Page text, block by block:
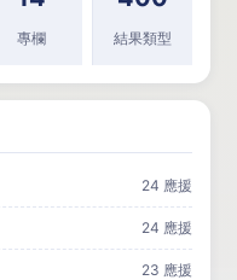
專欄 結果類型
24 應援
24 應援
23 應援